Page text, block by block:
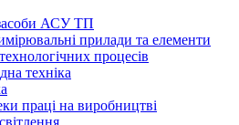
АСУ ТП
прилади та елементи
процесів
техніка
праці на виробництві